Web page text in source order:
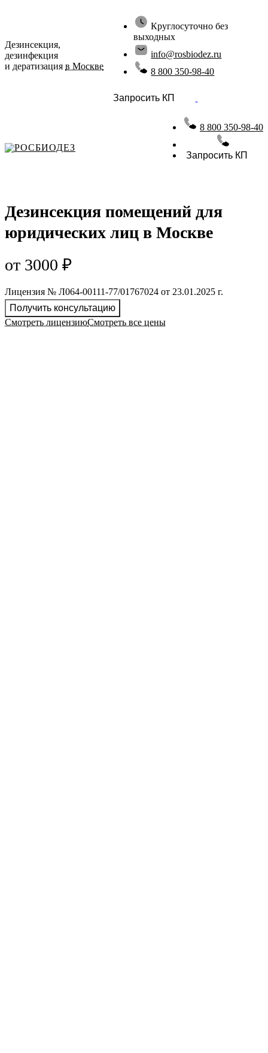
Дезинсекция,
дезинфекция
и дератизация в Москве
Круглосуточно без
выходных
info@rosbiodez.ru
8 800 350-98-40
Запросить КП
РОСБИОДЕЗ
8 800 350-98-40
Запросить КП
Дезинcекция помещений для
юридических лиц в Москве
от 3000 ₽
Лицензия № Л064-00111-77/01767024 от 23.01.2025 г.
Получить консультацию
Смотреть лицензиюСмотреть все цены